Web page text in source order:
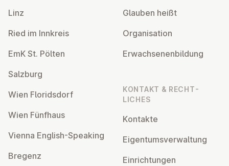
Linz
Ried im Innkreis
EmK St. Pölten
Salzburg
Wien Flor­idsdorf
Wien Fünfhaus
Vienna English-Speaking
Bregenz
Glauben heißt
Or­gan­isa­tion
Er­wach­sen­en­bildung
KONTAKT & RECHT­
LICHES
Kontakte
Ei­gentums­ver­wal­tung
Ein­rich­tun­gen